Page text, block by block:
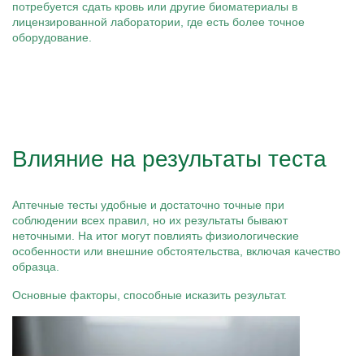
потребуется сдать кровь или другие биоматериалы в
лицензированной лаборатории, где есть более точное
оборудование.
Влияние на результаты теста
Аптечные тесты удобные и достаточно точные при
соблюдении всех правил, но их результаты бывают
неточными. На итог могут повлиять физиологические
особенности или внешние обстоятельства, включая качество
образца.
Основные факторы, способные исказить результат.